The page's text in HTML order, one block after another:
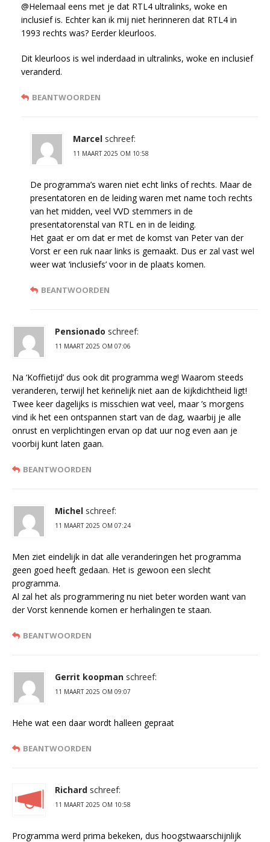
@Helemaal eens met je dat RTL4 ultralinks, woke en
inclusief is. Echter kan ik mij niet herinneren dat RTL4 in
1993 rechts was? Eerder kleurloos.
Dit kleurloos is wel inderdaad in ultralinks, woke en inclusief
veranderd.
BEANTWOORDEN
Marcel schreef:
11 MAART 2025 OM 10:58
De programma’s waren niet echt links of rechts. Maar de
presentatoren en de leiding waren met name toch rechts
van het midden, veel VVD stemmers in de
presentatorenstal van RTL en in de leiding.
Het gaat er om dat er met de komst van Peter van der
Vorst er een ruk naar links is gemaakt. Dus er zal vast wel
weer wat ‘inclusiefs’ voor in de plaats komen.
BEANTWOORDEN
Pensionado schreef:
11 MAART 2025 OM 07:06
Na ‘Koffietijd’ dus ook dit programma weg! Waarom steeds
veranderen, terwijl het ken̈nelijk niet aan de kijkdichtheid ligt!
Twee keer dagelijks is misschien wat veel, maar ’s morgens
vind ik het een ontspannen start van de dag, waarbij je alle
onrust en verplichtingen ervan op dat uur nog even aan je
voorbij kunt laten gaan.
BEANTWOORDEN
Michel schreef:
11 MAART 2025 OM 07:24
Men ziet eindelijk in dat alle veranderingen het programma
geen goed heeft gedaan. Het is gewoon een slecht
programma.
Al zal het als programmering nu niet beter worden want van
der Vorst kennende komen er herhalingen te staan.
BEANTWOORDEN
Gerrit koopman schreef:
11 MAART 2025 OM 09:07
Hehe wat een daar wordt halleen gepraat
BEANTWOORDEN
Richard schreef:
11 MAART 2025 OM 10:58
Programma werd prima bekeken, dus hoogstwaarschijnlijk